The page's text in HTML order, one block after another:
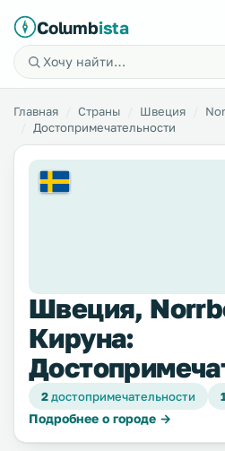
Columbista
Главная Страны Швеция
Достопримечательности
Швеция,
Кируна:
2достопримечательности
Подробнее о городе →